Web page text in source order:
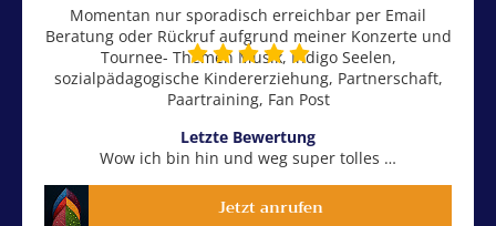
Momentan nur sporadisch erreichbar per Email
Beratung oder Rückruf aufgrund meiner Konzerte und
Tournee- Themen Musik, Indigo Seelen,
sozialpädagogische Kindererziehung, Partnerschaft,
Paartraining, Fan Post
Letzte Bewertung
Wow ich bin hin und weg super tolles …
Jetzt anrufen